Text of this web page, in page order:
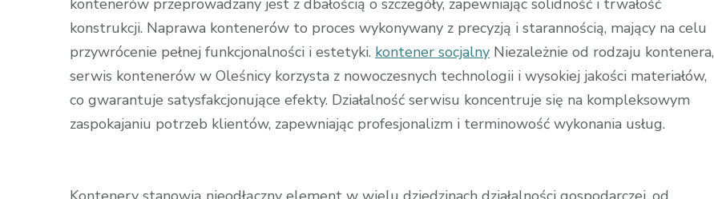
dla
różnych
zastosowań
kontenerów przeprowadzany jest z dbałością o szczegóły, zapewniając solidność i trwałość
konstrukcji. Naprawa kontenerów to proces wykonywany z precyzją i starannością, mający na celu
przywrócenie pełnej funkcjonalności i estetyki. kontener socjalny Niezależnie od rodzaju kontenera,
serwis kontenerów w Oleśnicy korzysta z nowoczesnych technologii i wysokiej jakości materiałów,
co gwarantuje satysfakcjonujące efekty. Działalność serwisu koncentruje się na kompleksowym
zaspokajaniu potrzeb klientów, zapewniając profesjonalizm i terminowość wykonania usług.